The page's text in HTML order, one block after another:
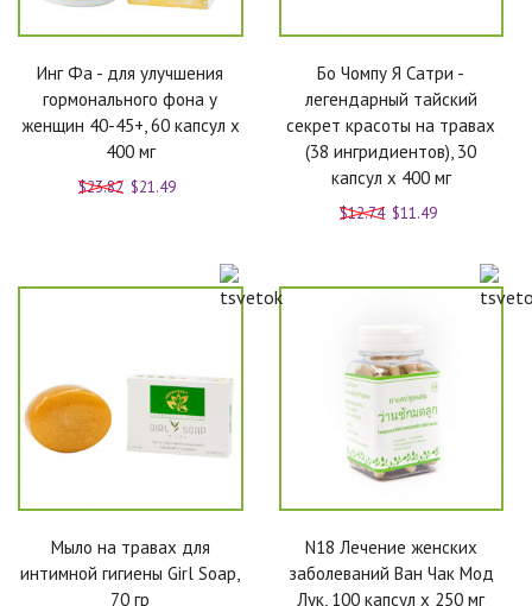
Инг Фа - для улучшения
гормонального фона у
женщин 40-45+, 60 капсул х
400 мг
$23.82 $21.49
Бо Чомпу Я Сатри -
легендарный тайский
секрет красоты на травах
(38 ингридиентов), 30
капсул х 400 мг
$12.74 $11.49
Мыло на травах для
интимной гигиены Girl Soap,
70 гр
N18 Лечение женских
заболеваний Ван Чак Мод
Лук, 100 капсул x 250 мг